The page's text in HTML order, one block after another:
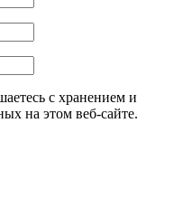
с хранением и
на этом веб-сайте.